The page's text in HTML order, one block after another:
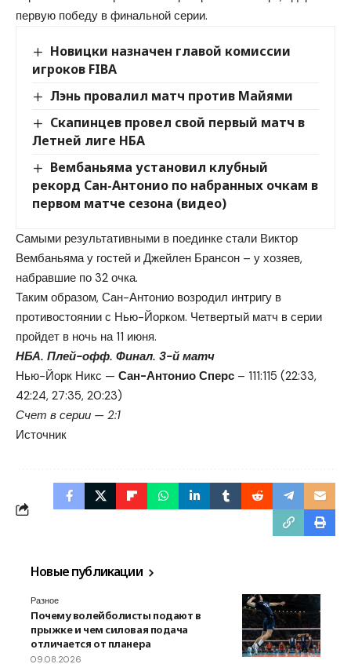
первую победу в финальной серии.
Новицки назначен главой комиссии
игроков FIBA
Лэнь провалил матч против Майями
Скапинцев провел свой первый матч в
Летней лиге НБА
Вембаньяма установил клубный
рекорд Сан-Антонио по набранных очкам в
первом матче сезона (видео)
Самыми результативными в поединке стали Виктор
Вембаньяма у гостей и Джейлен Брансон – у хозяев,
набравшие по 32 очка.
Таким образом, Сан-Антонио возродил интригу в
противостоянии с Нью-Йорком. Четвертый матч в серии
пройдет в ночь на 11 июня.
НБА. Плей-офф. Финал. 3-й матч
Нью-Йорк Никс — Сан-Антонио Сперс – 111:115 (22:33,
42:24, 27:35, 20:23)
Счет в серии — 2:1
Источник
Новые публикации
Разное
Почему волейболисты подают в
прыжке и чем силовая подача
отличается от планера
09.08.2026